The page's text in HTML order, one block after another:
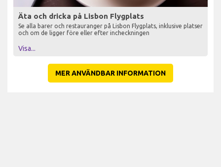
Äta och dricka på Lisbon Flygplats
Se alla barer och restauranger på Lisbon Flygplats, inklusive platser
och om de ligger före eller efter incheckningen
Visa...
MER ANVÄNDBAR INFORMATION